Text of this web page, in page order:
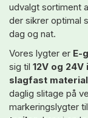
udvalgt sortiment
der sikrer optimal
dag og nat.
Vores lygter er E-
sig til 12V og
slagfast
daglig slitage på
markeringslygter til